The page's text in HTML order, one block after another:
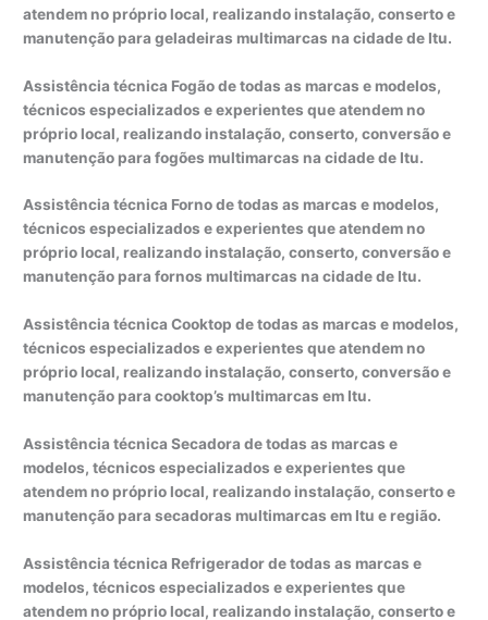
atendem no próprio local, realizando instalação, conserto e
manutenção para geladeiras multimarcas na cidade de Itu.
Assistência técnica Fogão de todas as marcas e modelos,
técnicos especializados e experientes que atendem no
próprio local, realizando instalação, conserto, conversão e
manutenção para fogões multimarcas na cidade de Itu.
Assistência técnica Forno de todas as marcas e modelos,
técnicos especializados e experientes que atendem no
próprio local, realizando instalação, conserto, conversão e
manutenção para fornos multimarcas na cidade de Itu.
Assistência técnica Cooktop de todas as marcas e modelos,
técnicos especializados e experientes que atendem no
próprio local, realizando instalação, conserto, conversão e
manutenção para cooktop’s multimarcas em Itu.
Assistência técnica Secadora de todas as marcas e
modelos, técnicos especializados e experientes que
atendem no próprio local, realizando instalação, conserto e
manutenção para secadoras multimarcas em Itu e região.
Assistência técnica Refrigerador de todas as marcas e
modelos, técnicos especializados e experientes que
atendem no próprio local, realizando instalação, conserto e